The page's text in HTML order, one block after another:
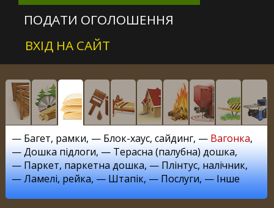
ПОДАТИ ОГОЛОШЕННЯ
ВХІД НА САЙТ
— Багет, рамки, — Блок-хаус, сайдинг, — Вагонка,
—Дошка підлоги, —Терасна (палубна) дошка,
—Паркет, паркетна дошка, —Плінтус, налічник,
—Ламелі, рейка, —Штапік, —Послуги, —Інше